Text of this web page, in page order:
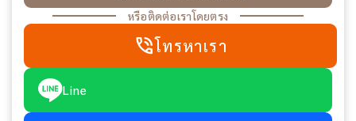
หรือติดต่อเราโดยตรง
phone_in_talkโทรหาเรา
Line